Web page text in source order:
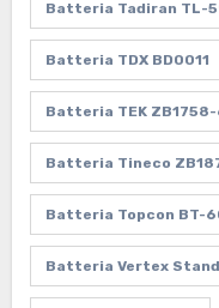
Batteria Tadiran TL-
Batteria TDX BD0011
Batteria TEK ZB1758-
Batteria Tineco
Batteria Topcon BT-
Batteria Vertex